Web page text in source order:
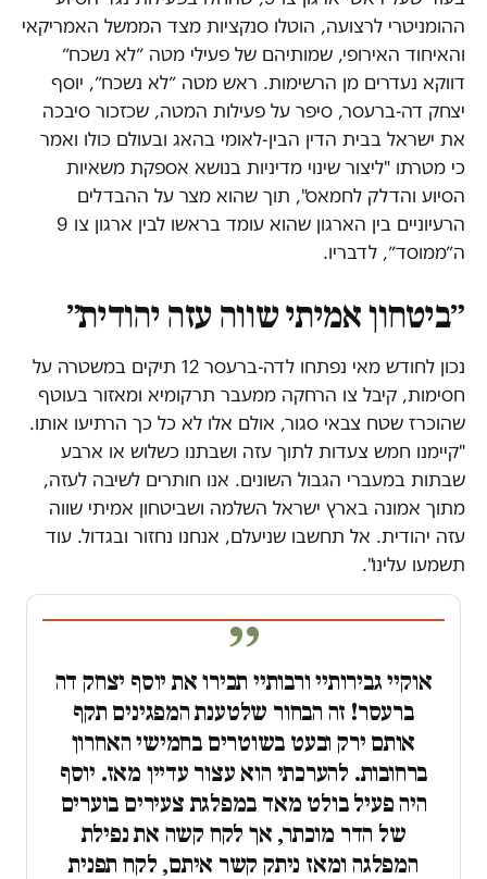
ההומניטרי לרצועה, הוטלו סנקציות מצד הממשל האמריקאי
והאיחוד האירופי, שמותיהם של פעילי מטה ״לא נשכח״
דווקא נעדרים מן הרשימות. ראש מטה ״לא נשכח״, יוסף
יצחק דה-ברעסר, סיפר על פעילות המטה, שכזכור סיבכה
את ישראל בבית הדין הבין-לאומי בהאג ובעולם כולו ואמר
כי מטרתו "ליצור שינוי מדיניות בנושא אספקת משאיות
הסיוע והדלק לחמאס", תוך שהוא מצר על ההבדלים
הרעיוניים בין הארגון שהוא עומד בראשו לבין ארגון צו 9
ה״ממוסד״, לדבריו.
״ביטחון אמיתי שווה עזה יהודית״
נכון לחודש מאי נפתחו לדה-ברעסר 12 תיקים במשטרה על
חסימות, קיבל צו הרחקה ממעבר תרקומיא ומאזור בעוטף
שהוכרז שטח צבאי סגור, אולם אלו לא כל כך הרתיעו אותו.
"קיימנו חמש צעדות לתוך עזה ושבתנו כשלוש או ארבע
שבתות במעברי הגבול השונים. אנו חותרים לשיבה לעזה,
מתוך אמונה בארץ ישראל השלמה ושביטחון אמיתי שווה
עזה יהודית. אל תחשבו שניעלם, אנחנו נחזור ובגדול. עוד
תשמעו עלינו".
אוקיי גבירותיי ורבותיי תכירו את יוסף יצחק דה
ברעסר! זה הבחור שלטענת המפגינים תקף
אותם ירק ובעט בשוטרים בחמישי האחרון
ברחובות. להערכתי הוא עצור עדיין מאז. יוסף
היה פעיל בולט מאד במפלגת צעירים בוערים
של הדר מוכתר, אך לקח קשה את נפילת
המפלגה ומאז ניתק קשר איתם, לקח תפנית